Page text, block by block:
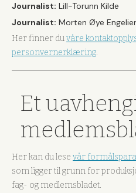
Journalist: Lill-Torunn Kilde
Journalist: Morten Øye
Her finner duvåre
personvernerklæring.
Et
Her kan du lese vår
som ligger til grunn for
fag- og medlemsbladet.